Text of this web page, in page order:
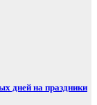
дней на праздники